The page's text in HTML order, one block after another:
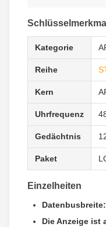
Kategorie
Reihe
Kern
Uhrfrequenz
Gedächtnis
Paket
Einzelheiten
Datenbusbreite:
Die Anzeige ist